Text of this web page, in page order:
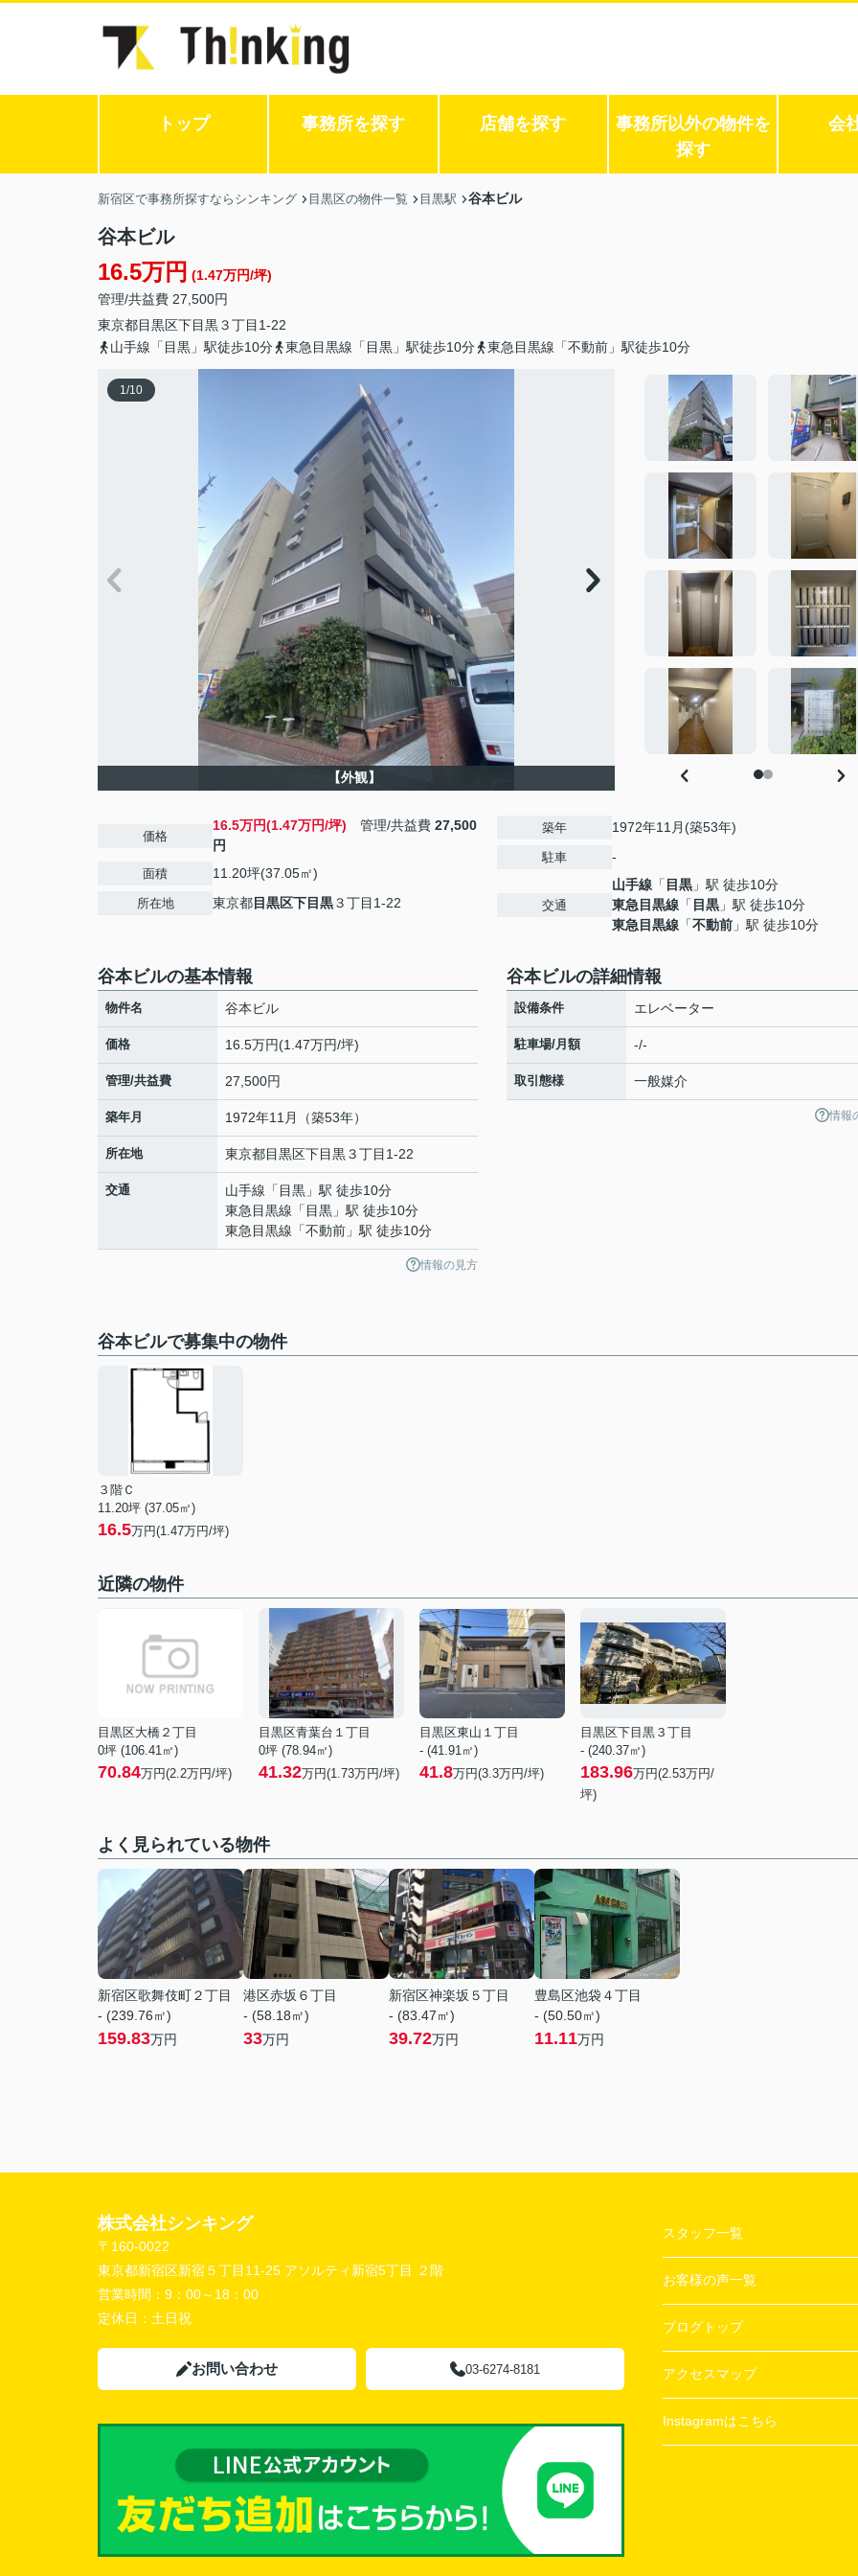
トップ 事務所を探す 店舗を探す
事務所以外の物件を
探す
会
新宿区で事務所探すならシンキング 目黒区の物件一覧 目黒駅 谷本ビル
谷本ビル
16.5万円 (1.47万円/坪)
管理/共益費 27,500円
東京都目黒区下目黒３丁目1-22
山手線「目黒」駅徒歩10分
東急目黒線「目黒」駅徒歩10分 東急目黒線「不動前」駅徒歩10分
1/10
【外観】
価格
16.5万円(1.47万円/坪) 管理/共益費 27,500
円
面積 11.20坪(37.05㎡)
所在地 東京都目黒区下目黒３丁目1-22
築年 1972年11月(築53年)
駐車 -
交通
山手線 「 目黒 」駅 徒歩10分
東急目黒線 「 目黒 」駅 徒歩10分
東急目黒線 「不動前 」駅 徒歩10分
谷本ビルの基本情報
物件名 谷本ビル
価格 16.5万円(1.47万円/坪)
管理/共益費 27,500円
築年月 1972年11月（築53年）
所在地 東京都目黒区下目黒３丁目1-22
交通 山手線 「 目黒 」駅 徒歩10分
東急目黒線 「 目黒 」駅 徒歩10分
東急目黒線 「不動前 」駅 徒歩10分
情報の見方
谷本ビルの詳細情報
設備条件 エレベーター
駐車場/月額 -/-
取引態様 一般媒介
情報
谷本ビルで募集中の物件
３階Ｃ
11.20坪 (37.05㎡)
16.5万円(1.47万円/坪)
近隣の物件
目黒区大橋２丁目
0坪 (106.41㎡)
70.84万円(2.2万円/坪)
目黒区青葉台１丁目
0坪 (78.94㎡)
41.32万円(1.73万円/坪)
目黒区東山１丁目
- (41.91㎡)
41.8万円(3.3万円/坪)
目黒区下目黒３丁目
- (240.37㎡)
183.96万円(2.53万円/
坪)
よく見られている物件
新宿区歌舞伎町２丁目
- (239.76㎡)
159.83万円
港区赤坂６丁目
- (58.18㎡)
33万円
新宿区神楽坂５丁目
- (83.47㎡)
39.72万円
豊島区池袋４丁目
- (50.50㎡)
11.11万円
株式会社シンキング
〒160-0022
東京都新宿区新宿５丁目11-25 アソルティ新宿5丁目 ２階
営業時間： 9：00～18：00
定休日： 土日祝
お問い合わせ 03-6274-8181
スタッフ一覧
お客様の声一覧
ブログトップ
アクセスマップ
Instagramはこちら